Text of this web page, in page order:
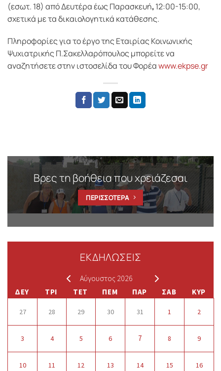
(εσωτ. 18) από Δευτέρα έως Παρασκευή,12:00-15:00,
σχετικά με τα δικαιολογητικά κατάθεσης.
Πληροφορίες για το έργο της Εταιρίας Κοινωνικής
Ψυχιατρικής Π.Σακελλαρόπουλος μπορείτε να
αναζητήσετε στην ιστοσελίδα του Φορέαwww.ekpse.gr
Βρες τη βοήθεια που χρειάζεσαι
ΠΕΡΙΣΣΟΤΕΡΑ
ΕΚΔΗΛΩΣΕΙΣ
Αύγουστος 2026
ΔΕΥ ΤΡΙ ΤΕΤ ΠΕΜ ΠΑΡ ΣΑΒ ΚΥΡ
27 28 29 30 31 1 2
3 4 5 6 7 8 9
10 11 12 13 14 15 16